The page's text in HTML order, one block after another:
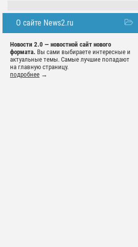
О сайте News2.ru
Новости 2.0 — новостной сайт нового
формата. Вы сами выбираете интересные и
актуальные темы. Самые лучшие попадают
на главную страницу.
подробнее →